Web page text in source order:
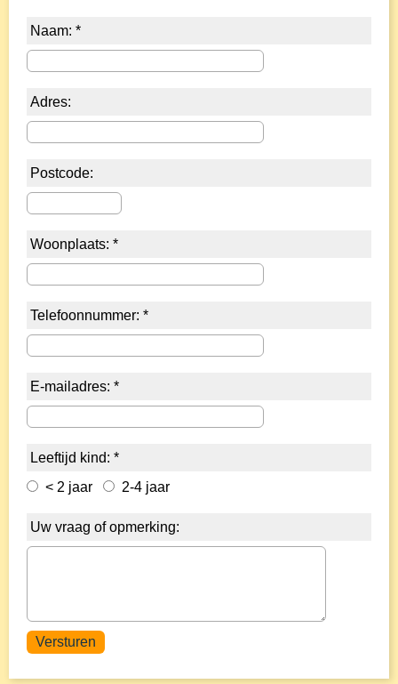
Naam: *
Adres:
Postcode:
Woonplaats: *
Telefoonnummer: *
E-mailadres: *
Leeftijd kind: *
< 2 jaar
2-4 jaar
Uw vraag of opmerking: